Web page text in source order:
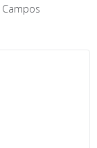
Campos